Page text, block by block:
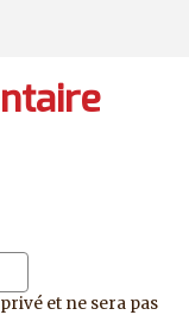
et ne sera pas